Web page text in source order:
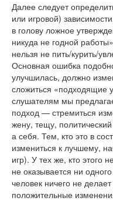
Далее следует
или игровой)
в голову ложное
никуда не годной работы»
нельзя не пить/курить/
Основная ошибка
улучшилась, должно
сложиться «подходящие
слушателям мы
подход — стремиться
жену, тещу,
а себя. Тем, кто это в
измениться к лучшему,
игр). У тех же, кто этого
не оказывается ни
человек ничего не
положительные